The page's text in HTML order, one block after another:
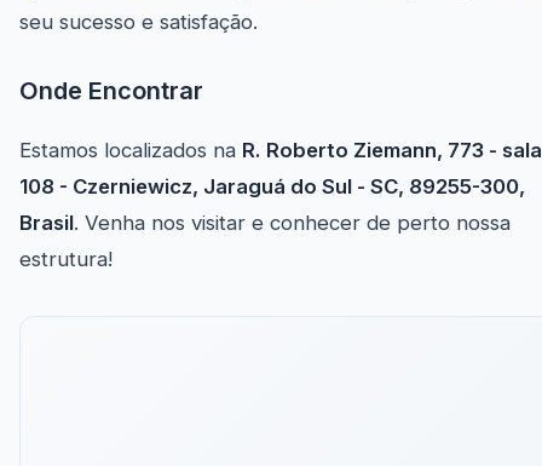
seu sucesso e satisfação.
Onde Encontrar
Estamos localizados na R. Roberto Ziemann, 773 - sala
108 - Czerniewicz, Jaraguá do Sul - SC, 89255-300,
Brasil. Venha nos visitar e conhecer de perto nossa
estrutura!